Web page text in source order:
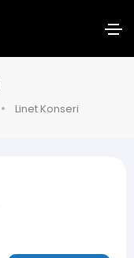
Linet Konseri